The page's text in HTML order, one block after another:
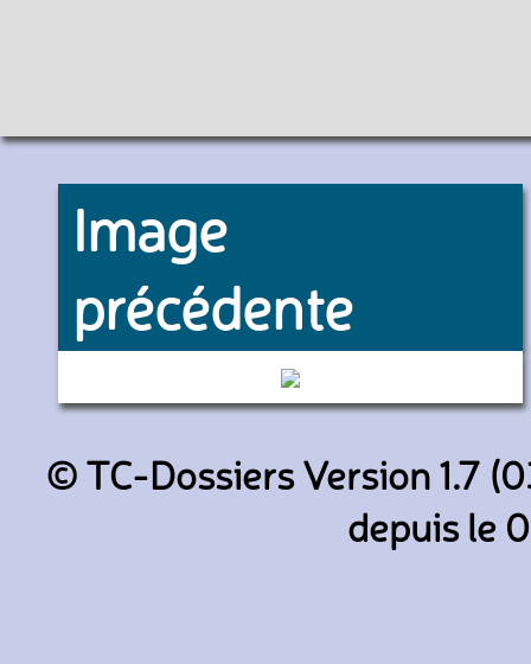
Image
précédente
3065 (SEMITAG)
© TC-Dossiers Version 1.7
depuis le